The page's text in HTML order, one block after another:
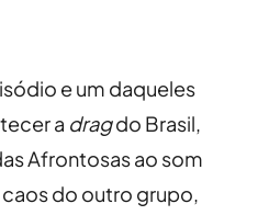
e um daqueles
a dragdo Brasil,
Afrontosas ao som
caos do outro grupo,